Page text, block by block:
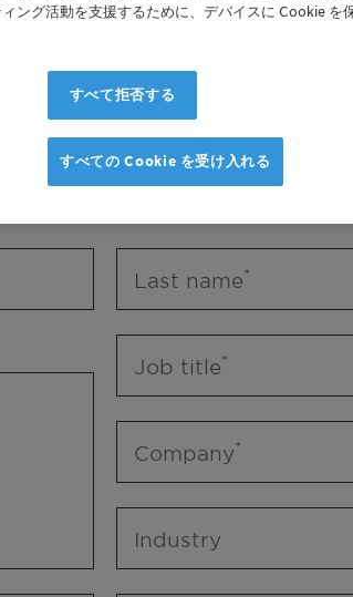
Mr.
First name
Last name
Job title
Company
Industry
ング活動を支援するために、デバイスに Cookie を
すべて拒否する
すべての Cookie を受け入れる